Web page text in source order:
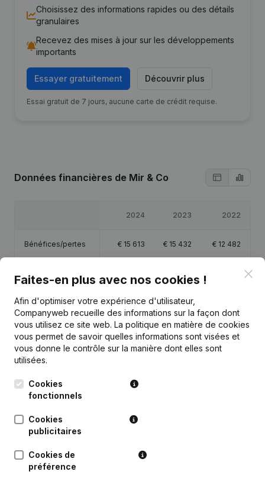
Choisissez des informations rapides ou des détails
granulaires
Recevez des mises à jour sur les développements
importants
Essayer gratuitement Découvrir plus
Essai gratuit de 7 jours, aucune carte de crédit requise.
Données financières de Mir & Co
2024 2023 2022
Bénéfices/pertes € 15 613 € 15 432 € 12 482
Capitaux propres 57 914
Marge brute €153 039 €71 611
1
Publicationsde Mir & Co
Date
09-08-2023
Faites-en plus avec nos cookies !
Afin d'optimiser votre expérience d'utilisateur,
Companyweb recueille des informations sur la façon dont
vous utilisez ce site web. La politique en matière de cookies
vous permet de savoir quelles informations sont visées et
vous donne le contrôle sur la manière dont elles sont
utilisées.
Cookies
fonctionnels
Cookies
publicitaires
Cookies de
préférence